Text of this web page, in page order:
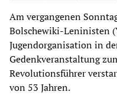
Am vergangenen
Bolschewiki-Leninisten
Jugendorganisation in
Gedenkveranstaltung
Revolutionsführer
von 53 Jahren.